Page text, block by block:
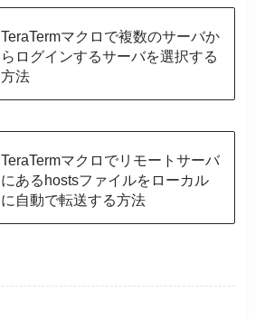
TeraTermマクロで複数のサーバか
らログインするサーバを選択する
方法
TeraTermマクロでリモートサーバ
にあるhostsファイルをローカル
に自動で転送する方法